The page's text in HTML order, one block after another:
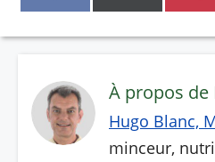
(Twitter)
À propos de
Hugo Blanc,
minceur,